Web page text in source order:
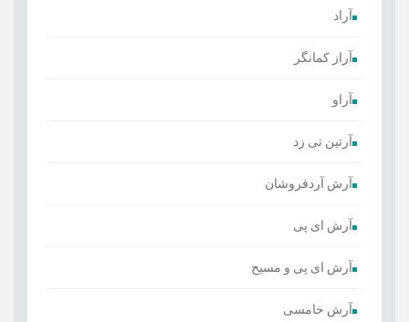
آراد
آراز کمانگر
آراو
آرتین تی زد
آرش آردفروشان
آرش ای پی
آرش ای پی و مسیح
آرش خامسی